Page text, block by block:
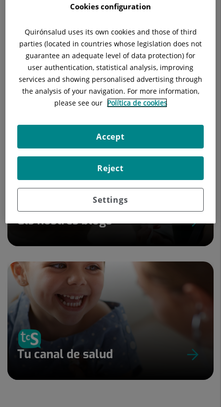
Descripció
Maneig de la simptomatologia menopàusica.
Els nostres blogs
Tu canal de salud
Cookies configuration
Quirónsalud uses its own cookies and those of third
parties (located in countries whose legislation does not
guarantee an adequate level of data protection) for
user authentication, statistical analysis, improving
services and showing personalised advertising through
the analysis of your navigation. For more information,
please see our Política de cookies
Settings
Reject
Accept